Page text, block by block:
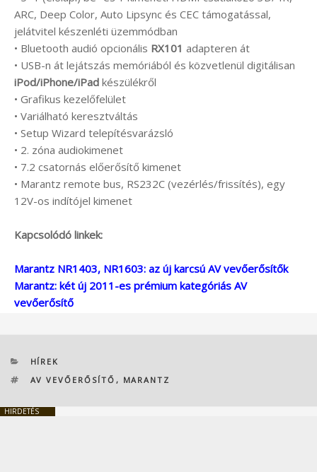
ARC, Deep Color, Auto Lipsync és CEC támogatással,
jelátvitel készenléti üzemmódban
• Bluetooth audió opcionális RX101 adapteren át
• USB-n át lejátszás memóriából és közvetlenül digitálisan
iPod/iPhone/iPad készülékről
• Grafikus kezelőfelület
• Variálható keresztváltás
• Setup Wizard telepítésvarázsló
• 2. zóna audiokimenet
• 7.2 csatornás előerősítő kimenet
• Marantz remote bus, RS232C (vezérlés/frissítés), egy
12V-os indítójel kimenet
Kapcsolódó linkek:
Marantz NR1403, NR1603: az új karcsú AV vevőerősítők
Marantz: két új 2011-es prémium kategóriás AV
vevőerősítő
KATEGÓRIÁK
HÍREK
CÍMKÉK
AV VEVŐERŐSÍTŐ , MARANTZ
HIRDETÉS